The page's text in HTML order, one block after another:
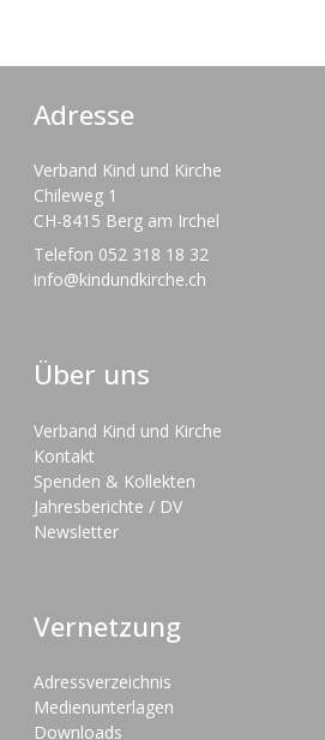
Adresse
Verband Kind und Kirche
Chileweg 1
CH-8415 Berg am Irchel
Telefon 052 318 18 32
info@kindundkirche.ch
Über uns
Verband Kind und Kirche
Kontakt
Spenden & Kollekten
Jahresberichte / DV
Newsletter
Vernetzung
Adressverzeichnis
Medienunterlagen
Downloads